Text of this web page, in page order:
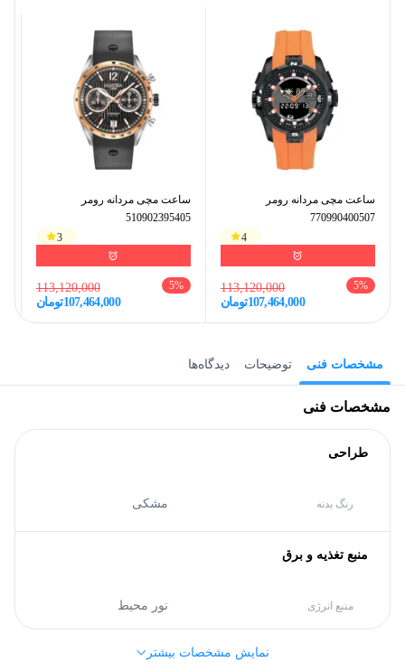
ساعت مچی مردانه رومر
770990400507
4
5%
113,120,000
107,464,000تومان
ساعت مچی مردانه رومر
510902395405
3
5%
113,120,000
107,464,000تومان
مشخصات فنی توضیحات دیدگاه‌ها
مشخصات فنی
طراحی
رنگ بدنه مشکی
منبع تغذیه و برق
منبع انرژی نور محیط
نمایش مشخصات بیشتر